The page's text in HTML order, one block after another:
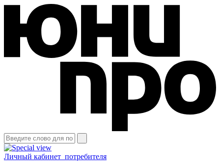
Личный кабинет потребителя